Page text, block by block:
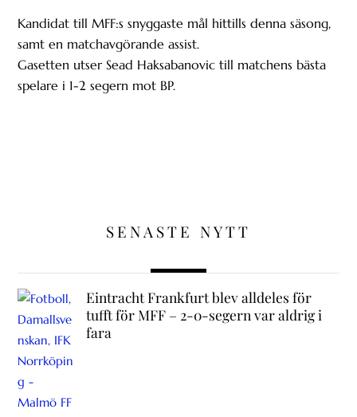
Kandidat till MFF:s snyggaste mål hittills denna säsong,
samt en matchavgörande assist.
Gasetten utser Sead Haksabanovic till matchens bästa
spelare i 1-2 segern mot BP.
SENASTE NYTT
Eintracht Frankfurt blev alldeles för
tufft för MFF – 2-0-segern var aldrig i
fara